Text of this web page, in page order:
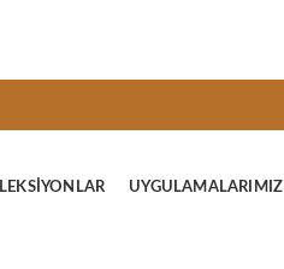
UYGULAMALARIMIZ